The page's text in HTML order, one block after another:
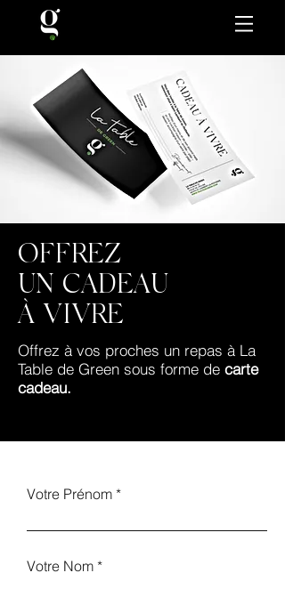
OFFREZ
UN CADEAU
À VIVRE
Offrez à vos proches un repas à La
Table de Green sous forme de carte
cadeau.
Votre Prénom
Votre Nom